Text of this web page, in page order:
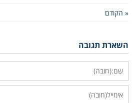
« הקודם
השארת תגובה